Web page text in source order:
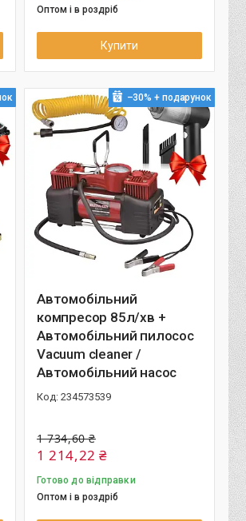
Оптом і в роздріб
Купити
–30%
Автомобільний
компресор 85л/хв +
Автомобільний пилосос
Vacuum cleaner /
Автомобільний насос
234573539
1 734,60 ₴
1 214,22 ₴
Готово до відправки
Оптом і в роздріб